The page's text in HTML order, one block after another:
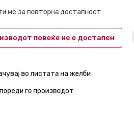
ме за повторна достапност
повеќе не е достапен
во листата на желби
го производот